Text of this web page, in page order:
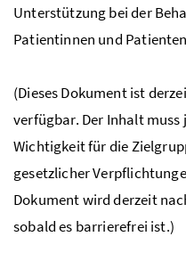
Unterstützung bei der
Patientinnen und
(Dieses Dokument ist
verfügbar. Der Inhalt
Wichtigkeit für die
gesetzlicher
Dokument wird derzeit
sobald es barrierefrei ist.)